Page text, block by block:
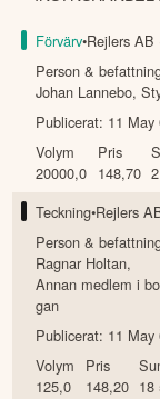
Förvärv•Rejlers AB
Person &
Johan Lannebo,
Publicerat: 11 May
Volym
20000,0
Pris
148,70
Teckning•Rejlers
Person &
Ragnar Holtan,
Annan medlem i
gan
Publicerat: 11 May
Volym
125,0
Pris
148,20 18